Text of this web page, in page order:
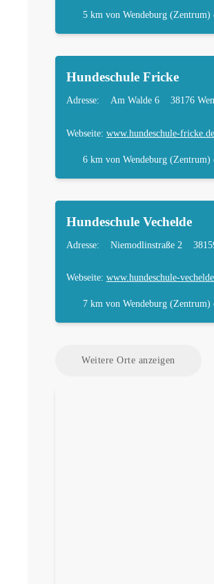
5 km von Wendeburg (Zentrum)
Hundeschule Fricke
Adresse: Am Walde 6 38176
Webseite: www.hundeschule-fricke.de
6 km von Wendeburg (Zentrum)
Hundeschule Vechelde
Adresse: Niemodlinstraße 2
Webseite: www.hundeschule-
7 km von Wendeburg (Zentrum)
Weitere Orte anzeigen